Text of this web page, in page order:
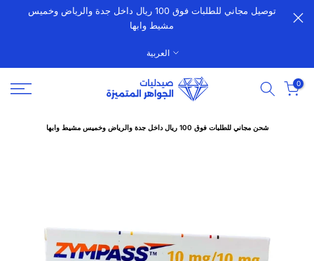
الانتقالتوصيل مجاني للطلبات فوق 100 ريال داخل جدة والرياض وخميس
مشيط وابها
العربية
0
شحن مجاني للطلبات فوق 100 ريال داخل جدة والرياض وخميس مشيط وابها